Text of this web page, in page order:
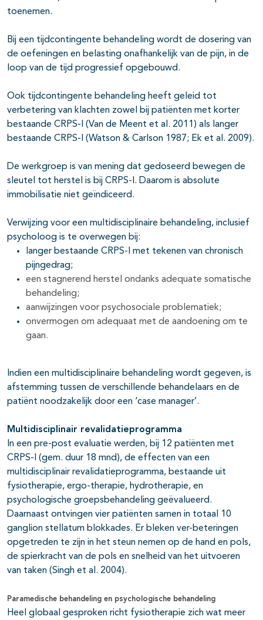
toenemen.
Bij een tijdcontingente behandeling wordt de dosering van
de oefeningen en belasting onafhankelijk van de pijn, in de
loop van de tijd progressief opgebouwd.
Ook tijdcontingente behandeling heeft geleid tot
verbetering van klachten zowel bij patiënten met korter
bestaande CRPS-I (Van de Meent et al. 2011) als langer
bestaande CRPS-I (Watson & Carlson 1987; Ek et al. 2009).
De werkgroep is van mening dat gedoseerd bewegen de
sleutel tot herstel is bij CRPS-I. Daarom is absolute
immobilisatie niet geïndiceerd.
Verwijzing voor een multidisciplinaire behandeling, inclusief
psycholoog is te overwegen bij:
langer bestaande CRPS-I met tekenen van chronisch
pijngedrag;
een stagnerend herstel ondanks adequate somatische
behandeling;
aanwijzingen voor psychosociale problematiek;
onvermogen om adequaat met de aandoening om te
gaan.
Indien een multidisciplinaire behandeling wordt gegeven, is
afstemming tussen de verschillende behandelaars en de
patiënt noodzakelijk door een ‘case manager’.
Multidisciplinair revalidatieprogramma
In een pre-post evaluatie werden, bij 12 patiënten met
CRPS-I (gem. duur 18 mnd), de effecten van een
multidisciplinair revalidatieprogramma, bestaande uit
fysiotherapie, ergo-therapie, hydrotherapie, en
psychologische groepsbehandeling geëvalueerd.
Daarnaast ontvingen vier patiënten samen in totaal 10
ganglion stellatum blokkades. Er bleken ver-beteringen
opgetreden te zijn in het steun nemen op de hand en pols,
de spierkracht van de pols en snelheid van het uitvoeren
van taken (Singh et al. 2004).
Paramedische behandeling en psychologische behandeling
Heel globaal gesproken richt fysiotherapie zich wat meer